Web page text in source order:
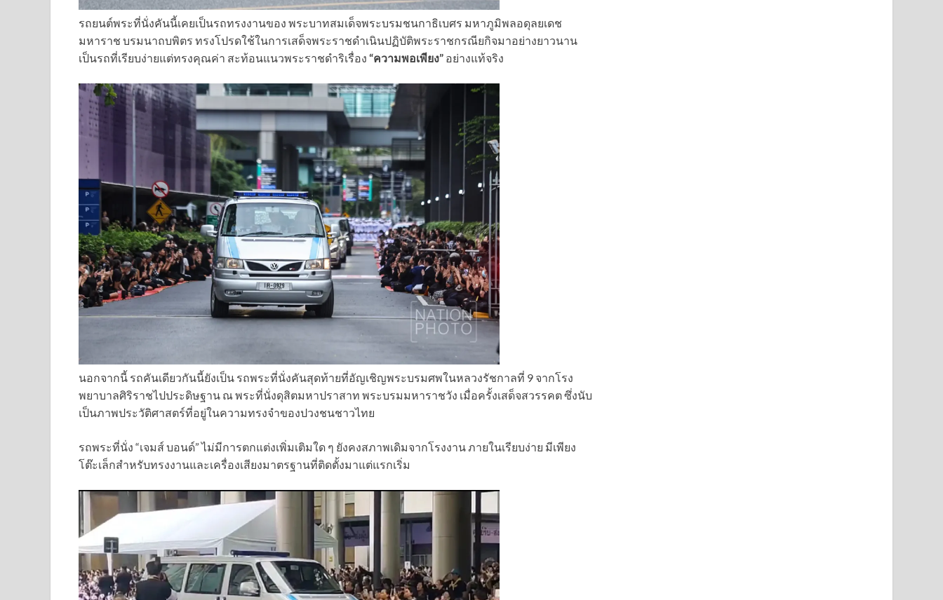
รถยนต์พระที่นั่งคันนี้เคยเป็นรถทรงงานของ พระบาทสมเด็จพระบรมชนกาธิเบศร มหาภูมิพลอดุลยเดช
มหาราช บรมนาถบพิตร ทรงโปรดใช้ในการเสด็จพระราชดำเนินปฏิบัติพระราชกรณียกิจมาอย่างยาวนาน
เป็นรถที่เรียบง่ายแต่ทรงคุณค่า สะท้อนแนวพระราชดำริเรื่อง “ความพอเพียง” อย่างแท้จริง
นอกจากนี้ รถคันเดียวกันนี้ยังเป็น รถพระที่นั่งคันสุดท้ายที่อัญเชิญพระบรมศพในหลวงรัชกาลที่ 9 จากโรง
พยาบาลศิริราชไปประดิษฐาน ณ พระที่นั่งดุสิตมหาปราสาท พระบรมมหาราชวัง เมื่อครั้งเสด็จสวรรคต ซึ่งนับ
เป็นภาพประวัติศาสตร์ที่อยู่ในความทรงจำของปวงชนชาวไทย
รถพระที่นั่ง “เจมส์ บอนด์” ไม่มีการตกแต่งเพิ่มเติมใด ๆ ยังคงสภาพเดิมจากโรงงาน ภายในเรียบง่าย มีเพียง
โต๊ะเล็กสำหรับทรงงานและเครื่องเสียงมาตรฐานที่ติดตั้งมาแต่แรกเริ่ม